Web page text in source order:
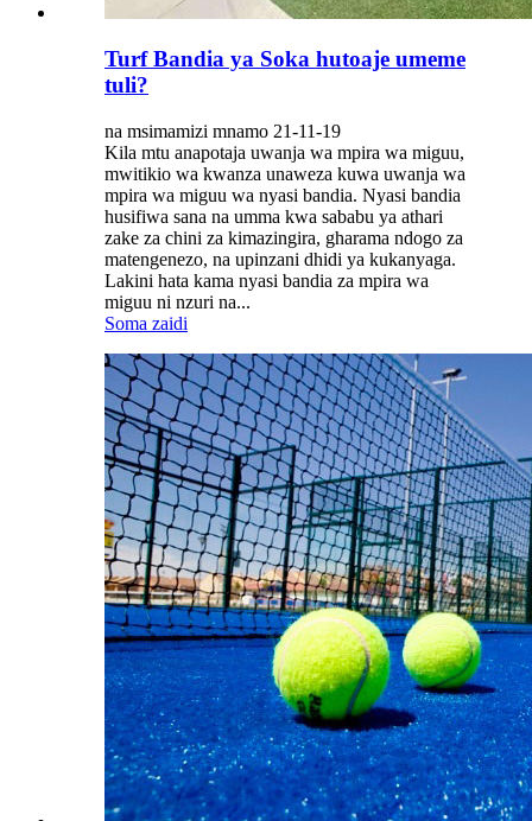
Turf Bandia ya Soka hutoaje umeme
tuli?
na msimamizi mnamo 21-11-19
Kila mtu anapotaja uwanja wa mpira wa miguu,
mwitikio wa kwanza unaweza kuwa uwanja wa
mpira wa miguu wa nyasi bandia. Nyasi bandia
husifiwa sana na umma kwa sababu ya athari
zake za chini za kimazingira, gharama ndogo za
matengenezo, na upinzani dhidi ya kukanyaga.
Lakini hata kama nyasi bandia za mpira wa
miguu ni nzuri na...
Soma zaidi